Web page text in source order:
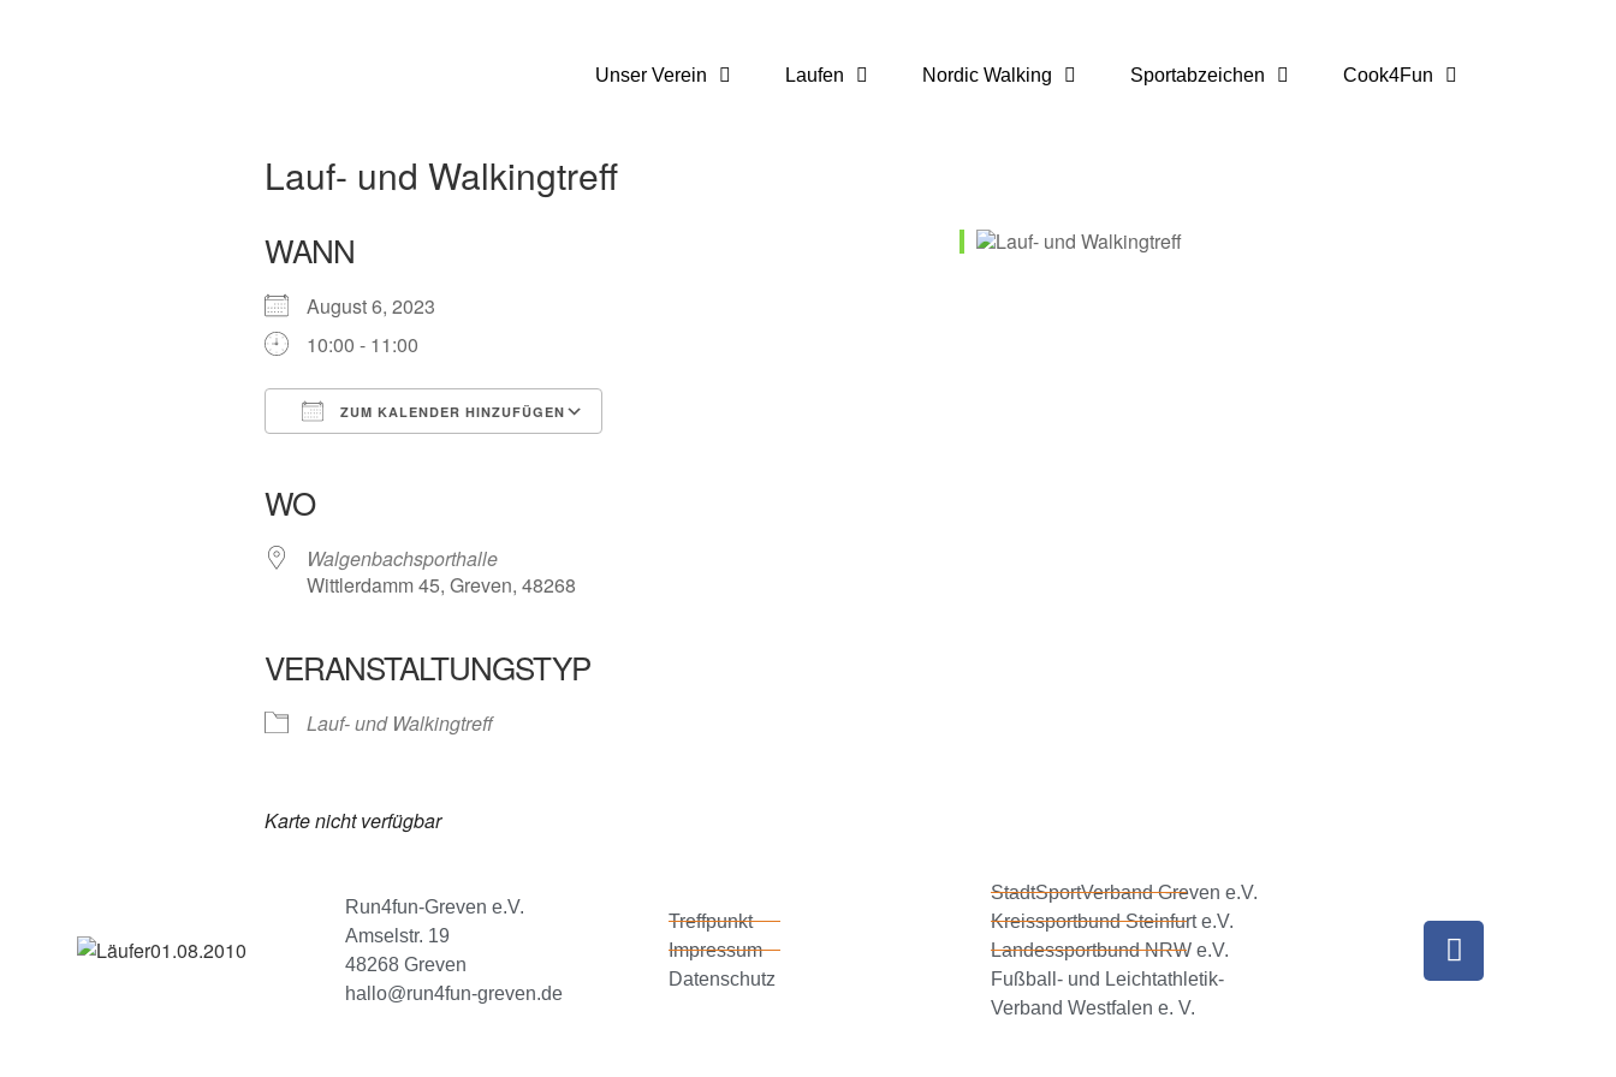
Unser Verein Laufen Nordic Walking Sportabzeichen Cook4Fun
Lauf- und Walkingtreff
WANN
August 6, 2023
10:00 - 11:00
ZUM KALENDER HINZUFÜGEN
WO
Walgenbachsporthalle
Wittlerdamm 45, Greven, 48268
VERANSTALTUNGSTYP
Lauf- und Walkingtreff
Karte nicht verfügbar
Run4fun-Greven e.V.
Amselstr. 19
48268 Greven
hallo@run4fun-greven.de
Treffpunkt
Impressum
Datenschutz
StadtSportVerband Greven e.V.
Kreissportbund Steinfurt e.V.
Landessportbund NRW e.V.
Fußball- und Leichtathletik-
Verband Westfalen e. V.